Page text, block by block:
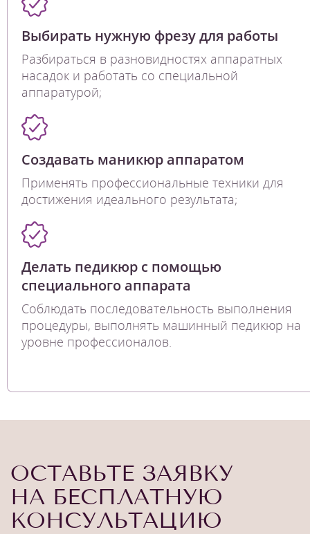
Выбирать нужную фрезу для работы
Разбираться в разновидностях аппаратных
насадок и работать со специальной
аппаратурой;
Создавать маникюр аппаратом
Применять профессиональные техники для
достижения идеального результата;
Делать педикюр с помощью
специального аппарата
Соблюдать последовательность выполнения
процедуры, выполнять машинный педикюр на
уровне профессионалов.
ОСТАВЬТЕ ЗАЯВКУ
НА БЕСПЛАТНУЮ
КОНСУЛЬТАЦИЮ